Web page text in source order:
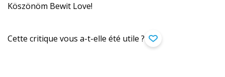
Köszönöm Bewit Love!
Cette critique vous a-t-elle été utile ?